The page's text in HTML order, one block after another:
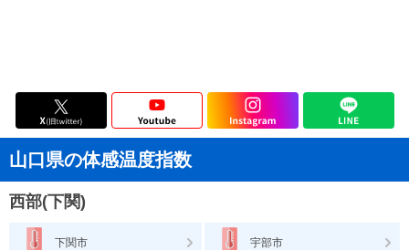
山口県の体感温度指数
西部(下関)
下関市 宇部市